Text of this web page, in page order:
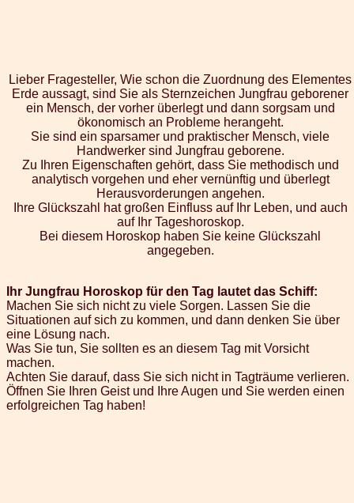
Lieber Fragesteller, Wie schon die Zuordnung des Elementes
Erde aussagt, sind Sie als Sternzeichen Jungfrau geborener
ein Mensch, der vorher überlegt und dann sorgsam und
ökonomisch an Probleme herangeht.
Sie sind ein sparsamer und praktischer Mensch, viele
Handwerker sind Jungfrau geborene.
Zu Ihren Eigenschaften gehört, dass Sie methodisch und
analytisch vorgehen und eher vernünftig und überlegt
Herausvorderungen angehen.
Ihre Glückszahl hat großen Einfluss auf Ihr Leben, und auch
auf Ihr Tageshoroskop.
Bei diesem Horoskop haben Sie keine Glückszahl
angegeben.
Ihr Jungfrau Horoskop für den Tag lautet das Schiff:
Machen Sie sich nicht zu viele Sorgen. Lassen Sie die
Situationen auf sich zu kommen, und dann denken Sie über
eine Lösung nach.
Was Sie tun, Sie sollten es an diesem Tag mit Vorsicht
machen.
Achten Sie darauf, dass Sie sich nicht in Tagträume verlieren.
Öffnen Sie Ihren Geist und Ihre Augen und Sie werden einen
erfolgreichen Tag haben!